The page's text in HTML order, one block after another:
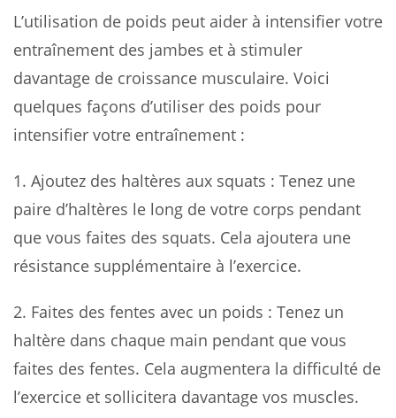
L’utilisation de poids peut aider à intensifier votre
entraînement des jambes et à stimuler
davantage de croissance musculaire. Voici
quelques façons d’utiliser des poids pour
intensifier votre entraînement :
1. Ajoutez des haltères aux squats : Tenez une
paire d’haltères le long de votre corps pendant
que vous faites des squats. Cela ajoutera une
résistance supplémentaire à l’exercice.
2. Faites des fentes avec un poids : Tenez un
haltère dans chaque main pendant que vous
faites des fentes. Cela augmentera la difficulté de
l’exercice et sollicitera davantage vos muscles.